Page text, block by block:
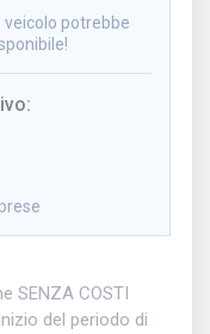
veicolo potrebbe
:
SENZA COSTI
del periodo di